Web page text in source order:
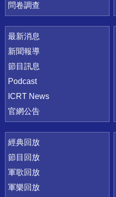
問卷調查
最新消息
新聞報導
節目訊息
Podcast
ICRT News
官網公告
經典回放
節目回放
軍歌回放
軍樂回放